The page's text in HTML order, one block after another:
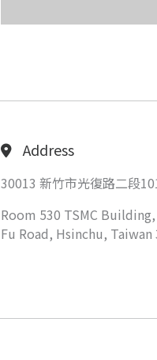
Address
30013 新竹市光復路二段
Room 530 TSMC
Fu Road, Hsinchu, Taiwan